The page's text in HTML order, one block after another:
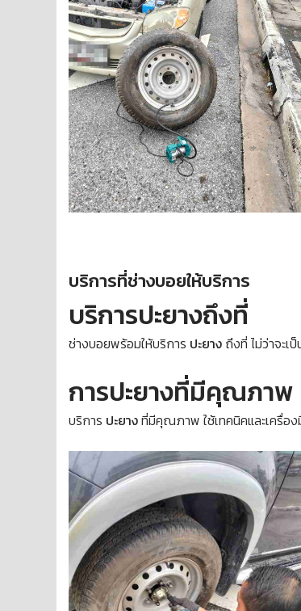
บริการที่ช่างบอยให้บริการ
บริการปะยางถึงที่
ช่างบอยพร้อมให้บริการ ปะยาง ถึงที่ ไม่ว่าจะ
การปะยางที่มีคุณภาพ
บริการ ปะยางที่มีคุณภาพ ใช้เทคนิคและเครื่อ